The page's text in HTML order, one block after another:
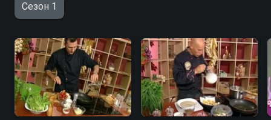
Сезон 1